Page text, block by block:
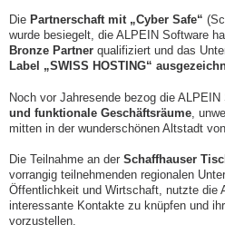
Die Partnerschaft mit „Cyber Safe“
wurde besiegelt, die ALPEIN Software
Bronze Partner qualifiziert und das
Label „SWISS HOSTING“
Noch vor Jahresende bezog die ALPEIN
und funktionale Geschäftsräume ,
mitten in der wunderschönen Altstadt
Die Teilnahme an der Schaffhauser
vorrangig teilnehmenden regionalen
Öffentlichkeit und Wirtschaft, nutzte die
interessante Kontakte zu knüpfen und
vorzustellen.